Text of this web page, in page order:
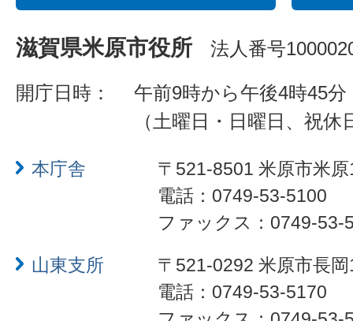
滋賀県米原市役所 法人番号
開庁日時：
午前9時から午後4時45分
（土曜日・日曜日、祝
本庁舎
〒521-8501 米原市米
電話：0749-53-5100
ファックス：0749-53-
山東支所
〒521-0292 米原市長
電話：0749-53-5170